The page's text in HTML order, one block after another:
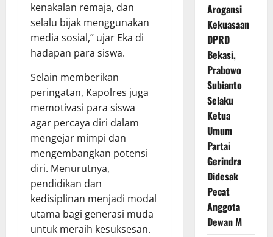
kenakalan remaja, dan
selalu bijak menggunakan
media sosial,” ujar Eka di
hadapan para siswa.
Selain memberikan
peringatan, Kapolres juga
memotivasi para siswa
agar percaya diri dalam
mengejar mimpi dan
mengembangkan potensi
diri. Menurutnya,
pendidikan dan
kedisiplinan menjadi modal
utama bagi generasi muda
untuk meraih kesuksesan.
Arogansi
Kekuasaan
DPRD
Bekasi,
Prabowo
Subianto
Selaku
Ketua
Umum
Partai
Gerindra
Didesak
Pecat
Anggota
Dewan M